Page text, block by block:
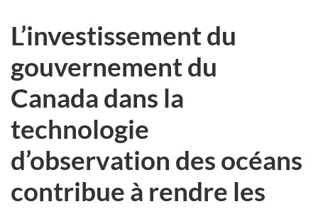
ici :
L’investissement du
gouvernement du
Canada dans la
technologie
d’observation des océans
contribue à rendre les